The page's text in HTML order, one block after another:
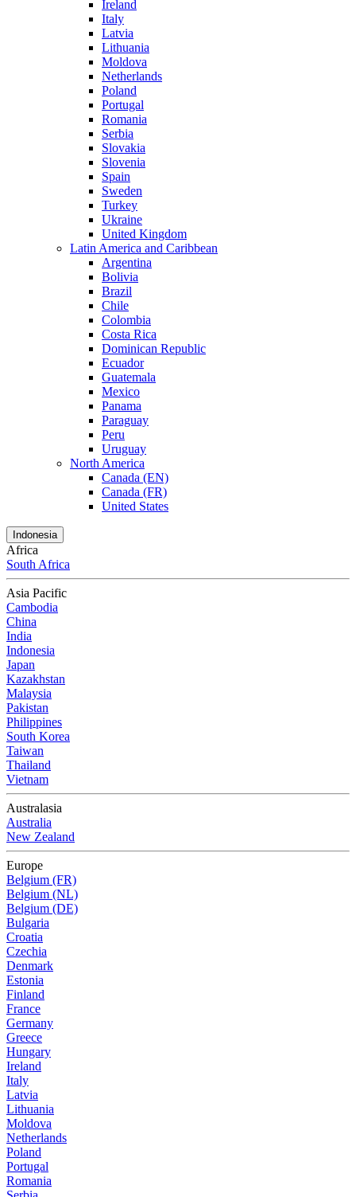
Ireland
Italy
Latvia
Lithuania
Moldova
Netherlands
Poland
Portugal
Romania
Serbia
Slovakia
Slovenia
Spain
Sweden
Turkey
Ukraine
United Kingdom
Latin America and Caribbean
Argentina
Bolivia
Brazil
Chile
Colombia
Costa Rica
Dominican Republic
Ecuador
Guatemala
Mexico
Panama
Paraguay
Peru
Uruguay
North America
Canada (EN)
Canada (FR)
United States
Indonesia
Africa
South Africa
Asia Pacific
Cambodia
China
India
Indonesia
Japan
Kazakhstan
Malaysia
Pakistan
Philippines
South Korea
Taiwan
Thailand
Vietnam
Australasia
Australia
New Zealand
Europe
Belgium (FR)
Belgium (NL)
Belgium (DE)
Bulgaria
Croatia
Czechia
Denmark
Estonia
Finland
France
Germany
Greece
Hungary
Ireland
Italy
Latvia
Lithuania
Moldova
Netherlands
Poland
Portugal
Romania